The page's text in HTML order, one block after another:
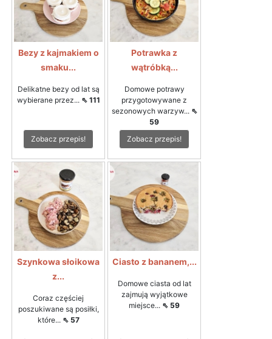
Bezy z kajmakiem o
smaku...
Delikatne bezy od lat są
wybierane przez... ⇖ 111
Zobacz przepis!
Potrawka z
wątróbką...
Domowe potrawy
przygotowywane z
sezonowych warzyw... ⇖
59
Zobacz przepis!
Szynkowa słoikowa
z...
Coraz częściej
poszukiwane są posiłki,
które... ⇖ 57
Ciasto z bananem,...
Domowe ciasta od lat
zajmują wyjątkowe
miejsce... ⇖ 59